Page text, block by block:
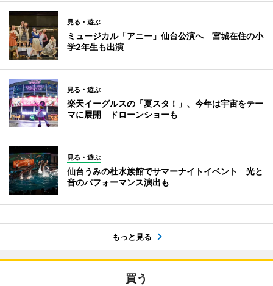
見る・遊ぶ
ミュージカル「アニー」仙台公演へ 宮城在住の小
学2年生も出演
見る・遊ぶ
楽天イーグルスの「夏スタ！」、今年は宇宙をテー
マに展開 ドローンショーも
見る・遊ぶ
仙台うみの杜水族館でサマーナイトイベント 光と
音のパフォーマンス演出も
もっと見る
買う